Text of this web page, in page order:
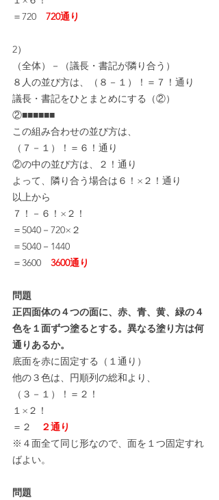
＝720 720通り
2）
（全体）－（議長・書記が隣り合う）
８人の並び方は、（８－１）！＝７！通り
議長・書記をひとまとめにする（②）
②■■■■■■
この組み合わせの並び方は、
（７－１）！＝６！通り
②の中の並び方は、２！通り
よって、隣り合う場合は６！×２！通り
以上から
７！－６！×２！
＝5040－720×２
＝5040－1440
＝3600 3600通り
問題
正四面体の４つの面に、赤、青、黄、緑の４
色を１面ずつ塗るとする。異なる塗り方は何
通りあるか。
底面を赤に固定する（１通り）
他の３色は、円順列の総和より、
（３－１）！＝２！
１×２！
＝２
２通り
※４面全て同じ形なので、面を１つ固定すれ
ばよい。
問題